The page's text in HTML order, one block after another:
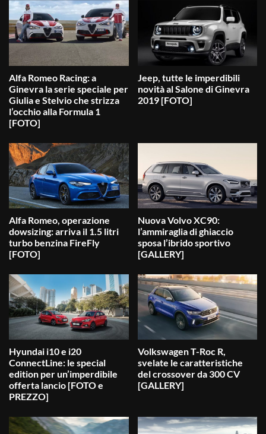
Alfa Romeo Racing: a
Ginevra la serie speciale per
Giulia e Stelvio che strizza
l’occhio alla Formula 1
[FOTO]
Jeep, tutte le imperdibili
novità al Salone di Ginevra
2019 [FOTO]
Alfa Romeo, operazione
dowsizing: arriva il 1.5 litri
turbo benzina FireFly
[FOTO]
Nuova Volvo XC90:
l’ammiraglia di ghiaccio
sposa l’ibrido sportivo
[GALLERY]
Hyundai i10 e i20
ConnectLine: le special
edition per un’imperdibile
offerta lancio [FOTO e
PREZZO]
Volkswagen T-Roc R,
svelate le caratteristiche
del crossover da 300 CV
[GALLERY]